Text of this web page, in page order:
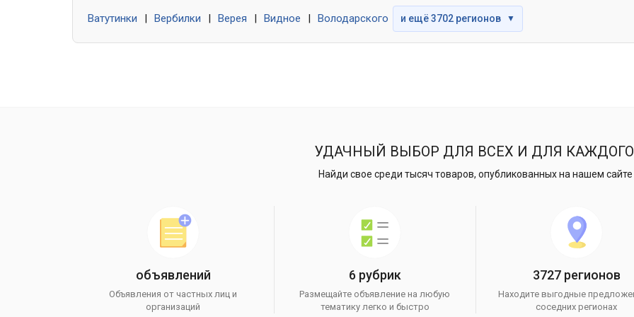
Ватутинки Вербилки Верея Видное Володарского и ещё 3702 регионов ▼
УДАЧНЫЙ ВЫБОР ДЛЯ ВСЕХ И ДЛЯ
Найди свое среди тысяч товаров, опубликованных на нашем сайте
объявлений
Объявления от частных лиц и
организаций
6 рубрик
Размещайте объявление на любую
тематику легко и быстро
3727 регионов
Находите выгодные
соседних регионах